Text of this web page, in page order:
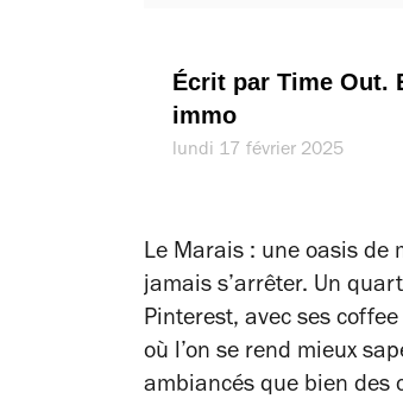
Écrit par Time Out.
immo
lundi 17 février 2025
Le Marais : une oasis de
jamais s’arrêter. Un
Pinterest, avec ses
où l’on se rend mieux
ambiancés que bien des